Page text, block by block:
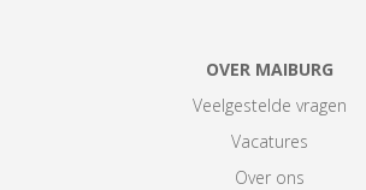
OVER MAIBURG
Veelgestelde vragen
Vacatures
Over ons